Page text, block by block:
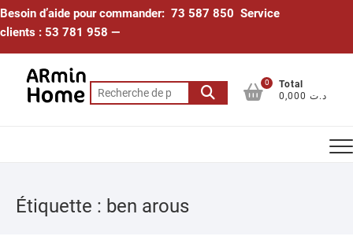
Skip
to
Besoin d’aide pour commander: 73 587 850 Service
clients : 53 781 958 —
Recherche
pour :
0
Total
0,000 د.ت
Étiquette : ben arous